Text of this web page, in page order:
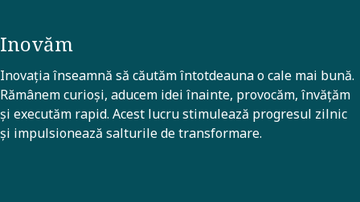
Inovăm
Inovația înseamnă să căutăm întotdeauna o cale mai bună.
Rămânem curioși, aducem idei înainte, provocăm, învățăm
și executăm rapid. Acest lucru stimulează progresul zilnic
și impulsionează salturile de transformare.